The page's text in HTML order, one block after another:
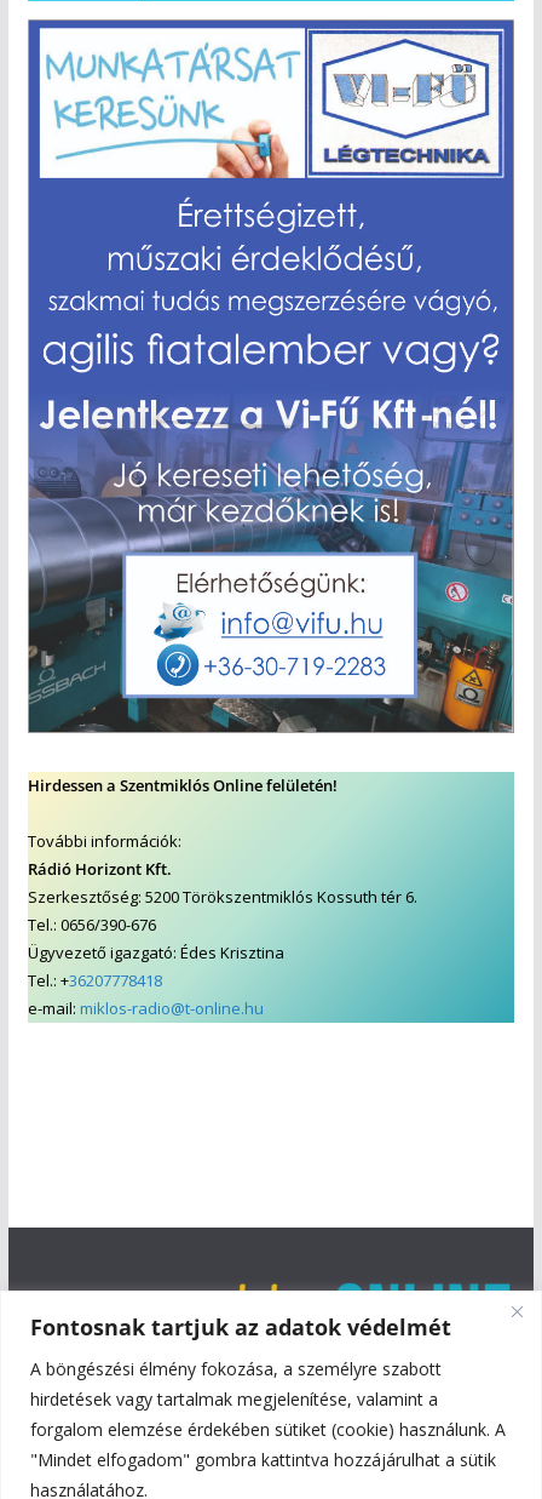
Fontosnak tartjuk az adatok védelmét
A böngészési élmény fokozása, a személyre szabott
hirdetések vagy tartalmak megjelenítése, valamint a
forgalom elemzése érdekében sütiket (cookie) használunk. A
"Mindet elfogadom" gombra kattintva hozzájárulhat a sütik
használatához.
Hirdessen a Szentmiklós Online felületén!
További információk:
Rádió Horizont Kft.
Szerkesztőség: 5200 Törökszentmiklós Kossuth tér 6.
Tel.: 0656/390-676
Ügyvezető igazgató: Édes Krisztina
Tel.: +36207778418
e-mail: miklos-radio@t-online.hu